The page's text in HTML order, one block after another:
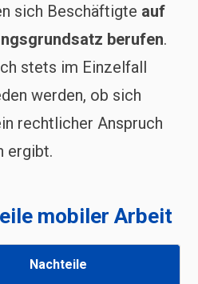
sich Beschäftigte auf
berufen.
stets im Einzelfall
werden, ob sich
rechtlicher Anspruch
ergibt.
mobiler Arbeit
Nachteile